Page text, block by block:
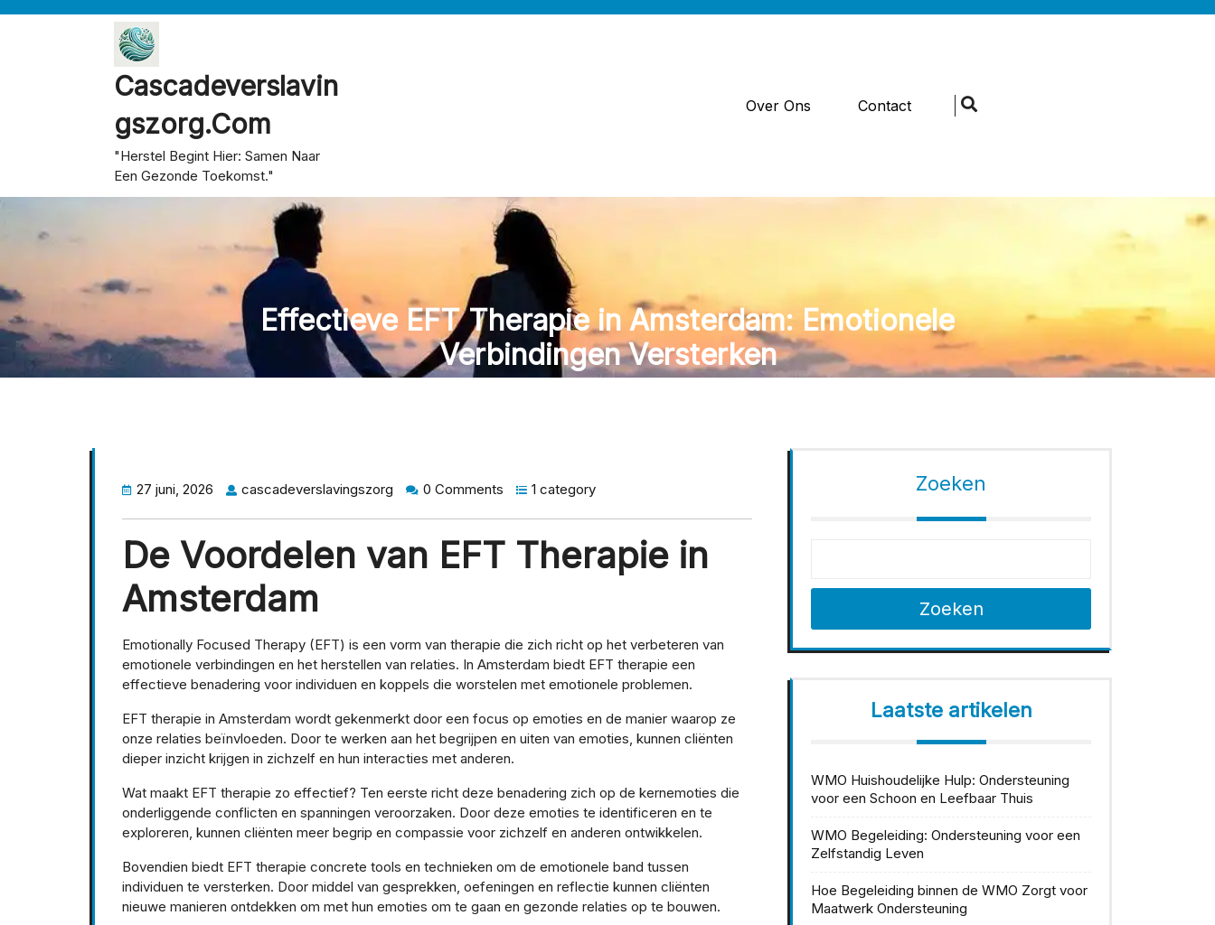
Cascadeverslavin
Gszorg.com
"Herstel Begint Hier: Samen Naar
Een Gezonde Toekomst."
Over Ons Contact
Effectieve EFT Therapie in Amsterdam: Emotionele
Verbindingen Versterken
27 juni, 2026 cascadeverslavingszorg 0 Comments 1 category
De Voordelen van EFT Therapie in
Amsterdam
Emotionally Focused Therapy (EFT) is een vorm van therapie die zich richt op het verbeteren van
emotionele verbindingen en het herstellen van relaties. In Amsterdam biedt EFT therapie een
effectieve benadering voor individuen en koppels die worstelen met emotionele problemen.
EFT therapie in Amsterdam wordt gekenmerkt door een focus op emoties en de manier waarop ze
onze relaties beïnvloeden. Door te werken aan het begrijpen en uiten van emoties, kunnen cliënten
dieper inzicht krijgen in zichzelf en hun interacties met anderen.
Wat maakt EFT therapie zo effectief? Ten eerste richt deze benadering zich op de kernemoties die
onderliggende conflicten en spanningen veroorzaken. Door deze emoties te identificeren en te
exploreren, kunnen cliënten meer begrip en compassie voor zichzelf en anderen ontwikkelen.
Bovendien biedt EFT therapie concrete tools en technieken om de emotionele band tussen
individuen te versterken. Door middel van gesprekken, oefeningen en reflectie kunnen cliënten
nieuwe manieren ontdekken om met hun emoties om te gaan en gezonde relaties op te bouwen.
Zoeken
Zoeken
Laatste artikelen
WMO Huishoudelijke Hulp: Ondersteuning
voor een Schoon en Leefbaar Thuis
WMO Begeleiding: Ondersteuning voor een
Zelfstandig Leven
Hoe Begeleiding binnen de WMO Zorgt voor
Maatwerk Ondersteuning